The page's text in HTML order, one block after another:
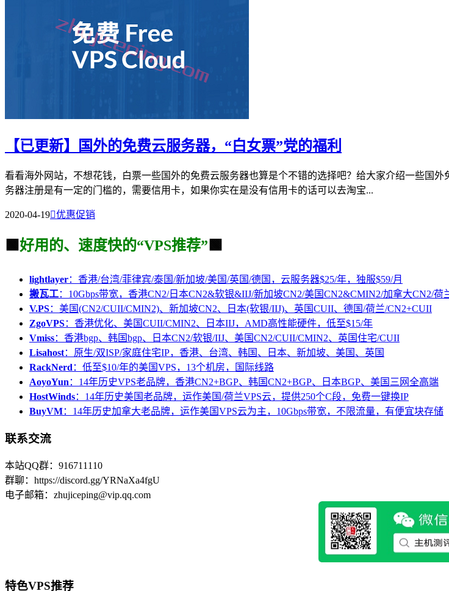
【已更新】国外的免费云服务器，“白女票”党的福利
看看海外网站，不想花钱，白票一些国外的免费云服务器也算是个不错的选择吧？给大家介绍一些国
务器注册是有一定的门槛的，需要信用卡，如果你实在是没有信用卡的话可以去淘宝...
2020-04-19优惠促销
🟩 好用的、速度快的“VPS推荐” 🟩
lightlayer：香港/台湾/菲律宾/泰国/新加坡/美国/英国/德国，云服务器$25/年，独服$59/月
搬瓦工：10Gbps带宽，香港CN2/日本CN2&软银&IIJ/新加坡CN2/美国CN2&CMIN2/加拿大CN2/荷
V.PS：美国(CN2/CUII/CMIN2)、新加坡CN2、日本(软银/IIJ)、英国CUII、德国/荷兰/CN2+CUII
ZgoVPS：香港优化、美国CUII/CMIN2、日本IIJ，AMD高性能硬件，低至$15/年
Vmiss：香港bgp、韩国bgp、日本CN2/软银/IIJ、美国CN2/CUII/CMIN2、英国住宅/CUII
Lisahost：原生/双ISP/家庭住宅IP，香港、台湾、韩国、日本、新加坡、美国、英国
RackNerd：低至$10/年的美国VPS，13个机房，国际线路
AoyoYun：14年历史VPS老品牌，香港CN2+BGP、韩国CN2+BGP、日本BGP、美国三网全高端
HostWinds：14年历史美国老品牌，运作美国/荷兰VPS云，提供250个C段，免费一键换IP
BuyVM：14年历史加拿大老品牌，运作美国VPS云为主，10Gbps带宽，不限流量，有便宜块存储
联系交流
本站QQ群：916711110
群聊：https://discord.gg/YRNaXa4fgU
电子邮箱：zhujiceping@vip.qq.com
特色VPS推荐